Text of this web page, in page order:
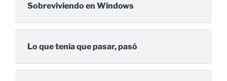
Sobreviviendo en Windows
Lo que tenía que pasar, pasó